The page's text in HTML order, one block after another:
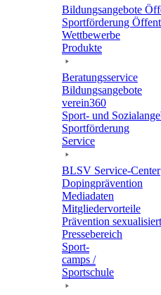
Bildungs­an­ge­bote
Sport­för­de­rung
Wett­be­werbe
Produkte
Bera­tungs­ser­vice
Bildungs­an­ge­bote
verein360
Sport- und
Sport­för­de­rung
Service
BLSV Service-Center
Doping­prä­ven­tion
Media­da­ten
Mitglie­der­vor­teile
Präven­tion
Pres­se­be­reich
Sport­
camps /
Sportschule